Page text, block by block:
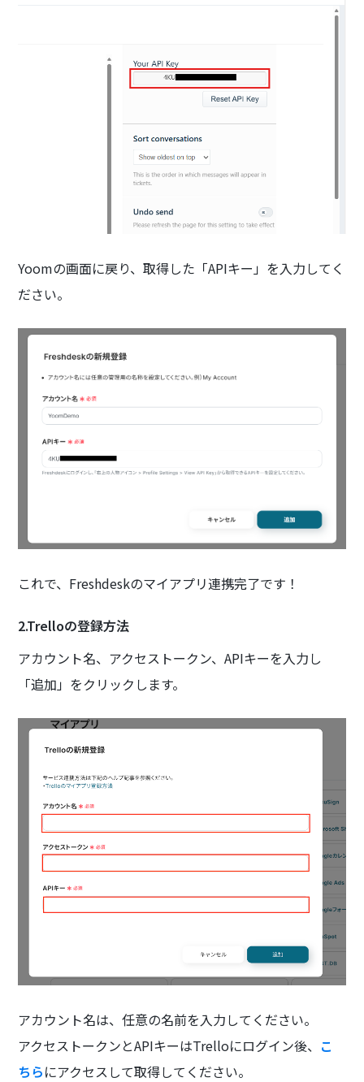
Yoomの画面に戻り、取得した「APIキー」を入力してく
ださい。
これで、Freshdeskのマイアプリ連携完了です！
2.Trelloの登録方法
アカウント名、アクセストークン、APIキーを入力し
「追加」をクリックします。
アカウント名は、任意の名前を入力してください。
アクセストークンとAPIキーはTrelloにログイン後、 こ
ちらにアクセスして取得してください。